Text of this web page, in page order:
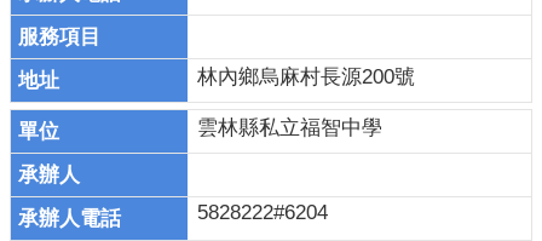
表
單
下
載
志
工
招
募
林內鄉烏麻村長源200號
雲林縣私立福智中學
5828222#6204